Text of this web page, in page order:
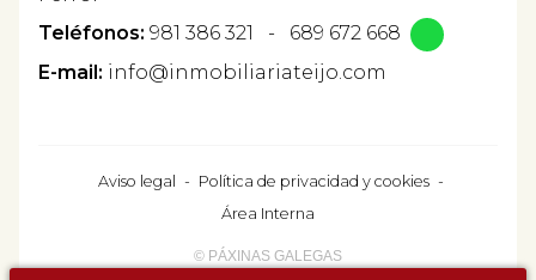
Teléfonos: 981 386 321 -
689 672 668
E-mail: info@inmobiliariateijo.com
Aviso legal - Política de privacidad y cookies -
Área Interna
© PÁXINAS GALEGAS